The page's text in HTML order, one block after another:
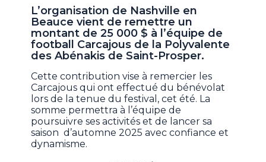
L’organisation de Nashville en
Beauce vient de remettre un
montant de 25 000 $ à l’équipe de
football Carcajous de la Polyvalente
des Abénakis de Saint-Prosper.
Cette contribution vise à remercier les
Carcajous qui ont effectué du bénévolat
lors de la tenue du festival, cet été. La
somme permettra à l’équipe de
poursuivre ses activités et de lancer sa
saison d’automne 2025 avec confiance et
dynamisme.